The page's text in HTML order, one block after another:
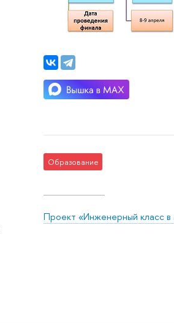
Образование
Проект «Инженерный класс